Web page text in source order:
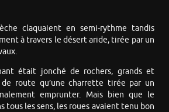
claquaient en semi-rythme tandis
à travers le désert aride, tirée par un
était jonché de rochers, grands et
route qu’une charrette tirée par un
emprunter. Mais bien que le
tous les sens, les roues avaient tenu bon